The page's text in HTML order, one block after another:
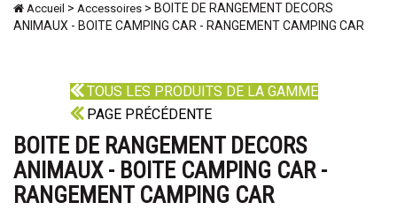
Accueil > Accessoires > BOITE DE RANGEMENT DECORS
ANIMAUX - BOITE CAMPING CAR - RANGEMENT CAMPING CAR
TOUS LES PRODUITS DE LA GAMME
PAGE PRÉCÉDENTE
BOITE DE RANGEMENT DECORS
ANIMAUX - BOITE CAMPING CAR -
RANGEMENT CAMPING CAR